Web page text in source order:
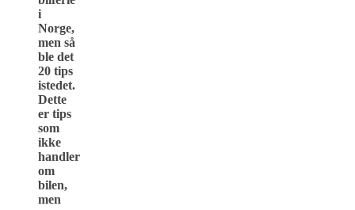
i
Norge,
men så
ble det
20 tips
istedet.
Dette
er tips
som
ikke
handler
om
bilen,
men